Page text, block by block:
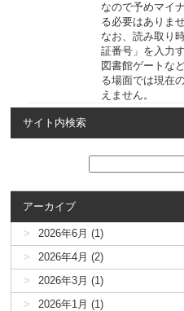
なので予めマイ
る必要はありませ
なお、読み取り
証番号」を入力
図書館ゲートな
る場面では現在
えません。
サイト内検索
アーカイブ
2026年6月 (1)
2026年4月 (2)
2026年3月 (1)
2026年1月 (1)